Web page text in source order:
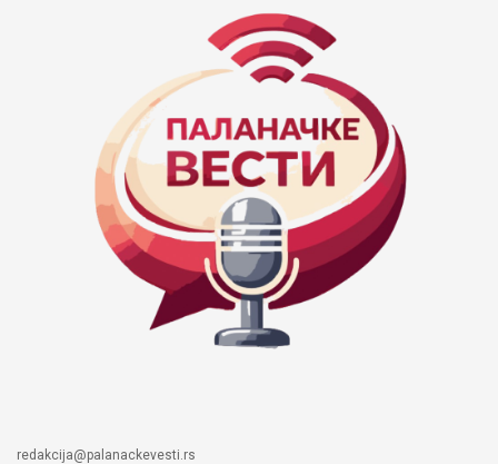
redakcija@palanackevesti.rs